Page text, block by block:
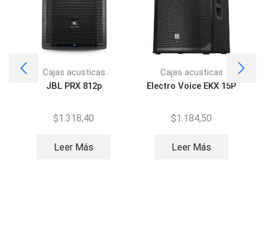
Cajas acusticas
JBL PRX 812p
$1.318,40
Leer Más
Cajas acusticas
Electro Voice EKX 15P
$1.184,50
Leer Más